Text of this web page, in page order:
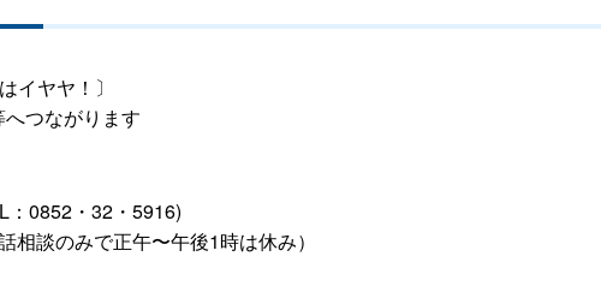
イヤヤ！〕
つながります
：0852・32・5916)
談のみで正午〜午後1時は休み）